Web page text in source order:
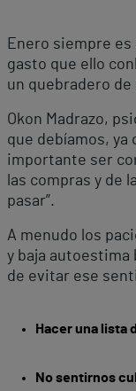
Enero siempre es
gasto que ello
un quebradero de
Okon Madrazo,
que debíamos,
importante ser
las compras y de
pasar”.
A menudo los
y baja autoestima
de evitar ese
Hacer una lista
No sentirnos